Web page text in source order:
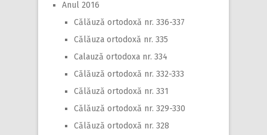
Anul 2016
Călăuză ortodoxă nr. 336-337
Călăuza ortodoxă nr. 335
Calauză ortodoxa nr. 334
Călăuză ortodoxă nr. 332-333
Călăuză ortodoxă nr. 331
Călăuză ortodoxă nr. 329-330
Călăuză ortodoxă nr. 328